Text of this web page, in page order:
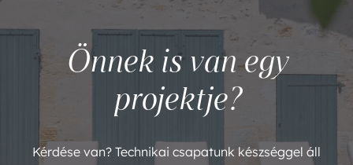
Önnek is van egy
projektje?
Kérdése van? Technikai csapatunk készséggel áll